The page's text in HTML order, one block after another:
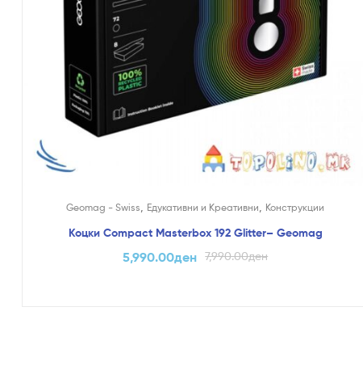
Geomag - Swiss Едукативни и Креативни Конструкции
Коцки Compact Masterbox 192 Glitter– Geomag
7,990.00ден
5,990.00ден